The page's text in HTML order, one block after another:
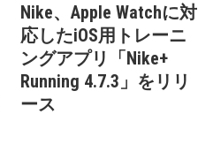
Nike、Apple Watchに対
応したiOS用トレーニ
ングアプリ「Nike+
Running 4.7.3」をリリ
ース